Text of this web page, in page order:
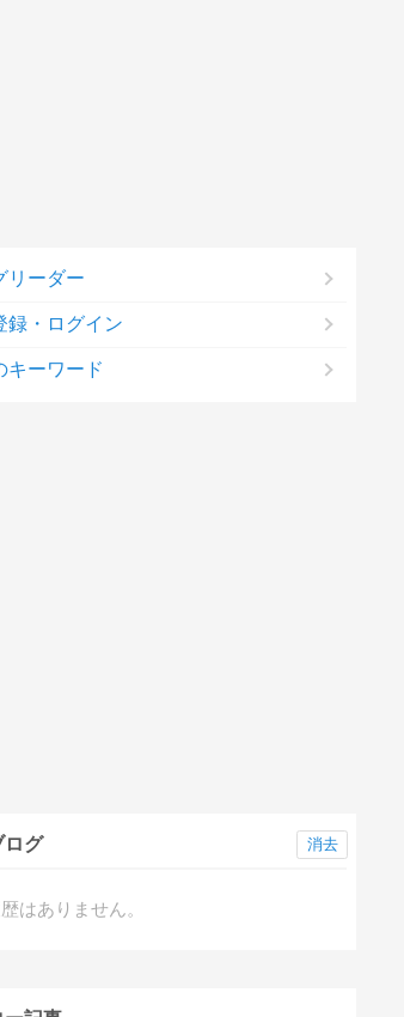
リーダー
録・ログイン
キーワード
ログ
はありません。
消去